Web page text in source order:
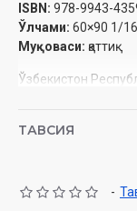
ISBN: 978-9943-
Ўлчами: 60×90 1/16
Муқоваси: қаттиқ
Ўзбекистон
Сура «Áли Имран»
ТАВСИЯ
-